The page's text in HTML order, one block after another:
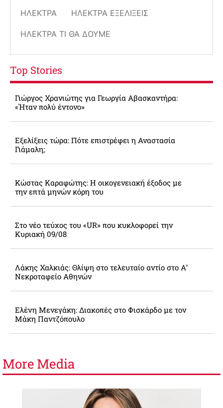
ΗΛΈΚΤΡΑ ΗΛΈΚΤΡΑ ΕΞΕΛΊΞΕΙΣ
ΗΛΈΚΤΡΑ ΤΙ ΘΑ ΔΟΎΜΕ
Top Stories
Γιώργος Χρανιώτης για Γεωργία Αβασκαντήρα:
«Ήταν πολύ έντονο»
Εξελίξεις τώρα: Πότε επιστρέφει η Αναστασία
Γιάμαλη;
Κώστας Καραφώτης: Η οικογενειακή έξοδος με
την επτά μηνών κόρη του
Στο νέο τεύχος του «UR» που κυκλοφορεί την
Κυριακή 09/08
Λάκης Χαλκιάς: Θλίψη στο τελευταίο αντίο στο Α’
Νεκροταφείο Αθηνών
Ελένη Μενεγάκη: Διακοπές στο Φισκάρδο με τον
Μάκη Παντζόπουλο
More Media